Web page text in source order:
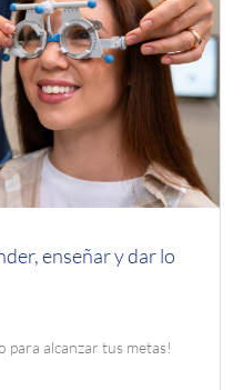
enseñar y dar lo
para alcanzar tus metas!